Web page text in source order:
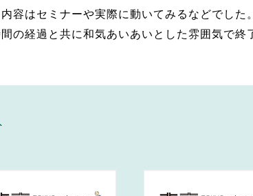
容はセミナーや実際に動いてみるなどでした
経過と共に和気あいあいとした雰囲気で終